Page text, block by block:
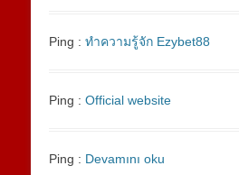
Ping : ทำความรู้จัก Ezybet88
Ping : Official website
Ping : Devamını oku